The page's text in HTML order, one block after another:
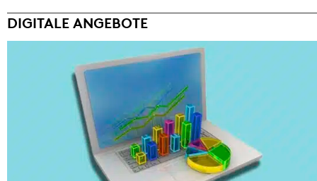
DIGITALE ANGEBOTE